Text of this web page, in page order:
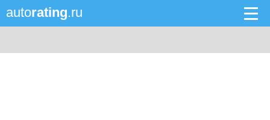
autorating.ru